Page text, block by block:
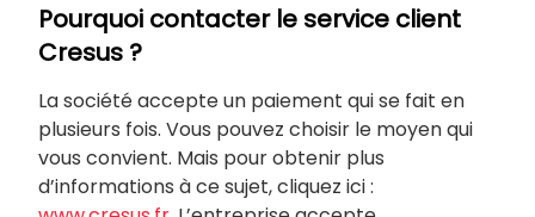
Pourquoi contacter le service client
Cresus ?
La société accepte un paiement qui se fait en
plusieurs fois. Vous pouvez choisir le moyen qui
vous convient. Mais pour obtenir plus
d’informations à ce sujet, cliquez ici :